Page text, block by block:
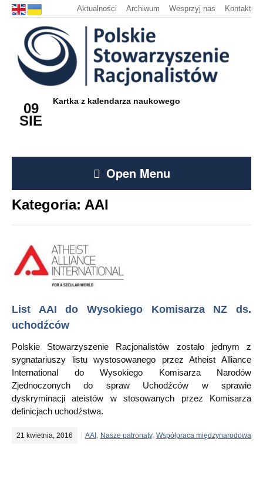
Aktualności Archiwum Wesprzyj nas Kontakt
09
SIE
Kartka z kalendarza naukowego
Open Menu
Kategoria: AAI
List AAI do Wysokiego Komisarza NZ ds.
uchodźców
Polskie Stowarzyszenie Racjonalistów zostało jednym z
sygnatariuszy listu wystosowanego przez Atheist Alliance
International do Wysokiego Komisarza Narodów
Zjednoczonych do spraw Uchodźców w sprawie
dyskryminacji ateistów w stosowanych przez Komisarza
definicjach uchodźstwa.
21 kwietnia, 2016 AAI , Nasze patronaty, Współpraca międzynarodowa